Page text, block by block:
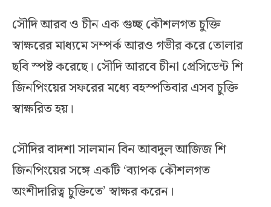
সৌদি আরব ও চীন এক গুচ্ছ কৌশলগত চুক্তি
স্বাক্ষরের মাধ্যমে সম্পর্ক আরও গভীর করে তোলার
ছবি স্পষ্ট করেছে। সৌদি আরবে চীনা প্রেসিডেন্ট শি
জিনপিংয়ের সফরের মধ্যে বহস্পতিবার এসব চুক্তি
স্বাক্ষরিত হয়।
সৌদির বাদশা সালমান বিন আবদুল আজিজ শি
জিনপিংয়ের সঙ্গে একটি ‘ব্যাপক কৌশলগত
অংশীদারিত্ব চুক্তিতে’ স্বাক্ষর করেন।